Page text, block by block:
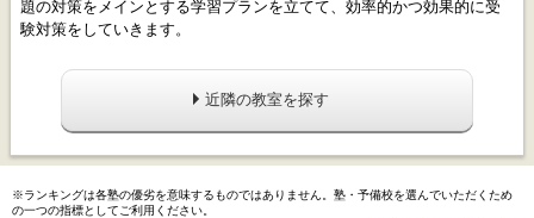
題の対策をメインとする学習プランを立てて、効率的かつ効果的に受
験対策をしていきます。
近隣の教室を探す
※ランキングは各塾の優劣を意味するものではありません。塾・予備校を選んでいただくため
の一つの指標としてご利用ください。